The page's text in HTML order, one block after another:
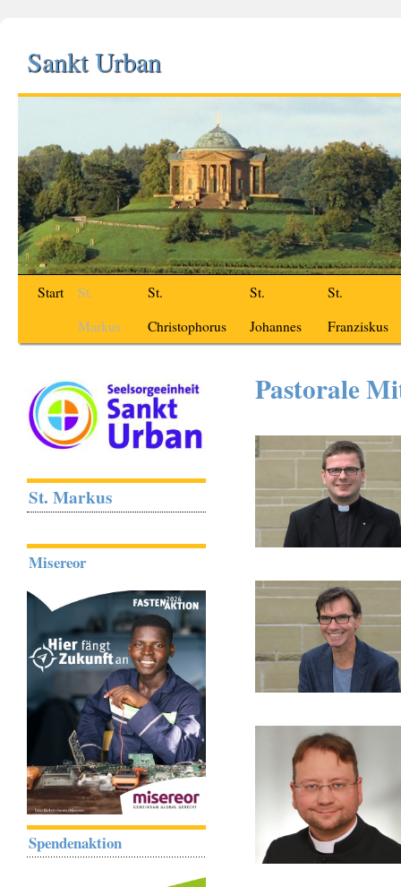
Sankt Urban
Start
St.
Markus
St.
Christophorus
St.
Johannes
St.
Franziskus
Pastorale
St. Markus
Misereor
Spendenaktion